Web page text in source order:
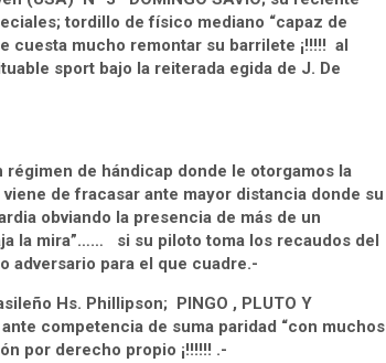
tordillo de físico mediano “capaz de
cuesta mucho remontar su barrilete ¡!!!!! al
sport bajo la reiterada egida de J. De
de hándicap donde le otorgamos la
de fracasar ante mayor distancia donde su
obviando la presencia de más de un
la mira”…… si su piloto toma los recaudos del
adversario para el que cuadre.-
Hs. Phillipson; PINGO , PLUTO Y
competencia de suma paridad “con muchos
por derecho propio ¡!!!!!! .-